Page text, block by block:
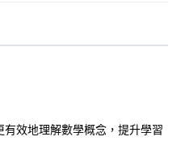
效地理解數學概念，提升學習